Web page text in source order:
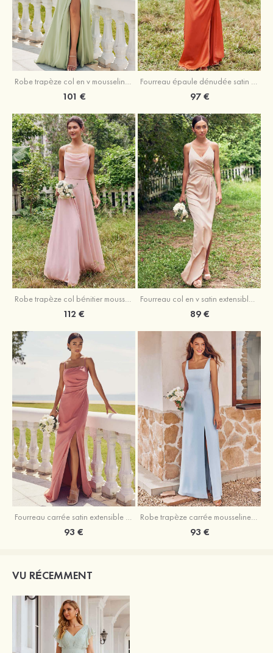
Robe trapèze col en v mousseline ras du sol robe de demoiselle d'honneur
101 €
Fourreau épaule dénudée satin extensible ras du sol robe de demoiselle d'honneur
97 €
Robe trapèze col bénitier mousseline ras du sol robe de demoiselle d'honneur
112 €
Fourreau col en v satin extensible asymétrique robe de demoiselle d'honneur
89 €
93 € 93 €
VU RÉCEMMENT